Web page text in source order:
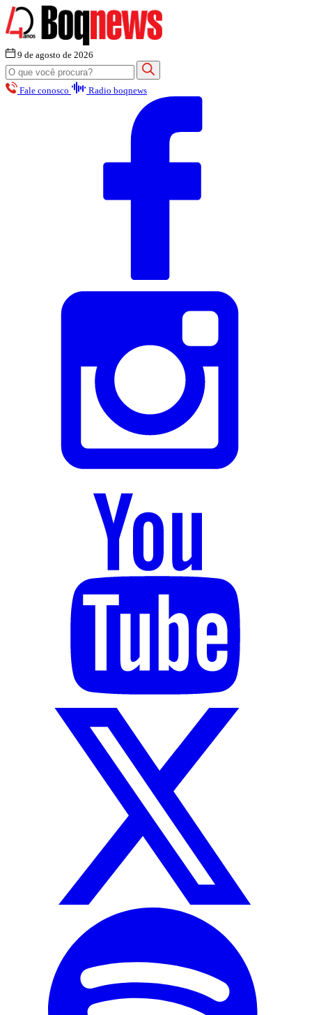
9 de agosto de 2026
Fale conosco Radio boqnews